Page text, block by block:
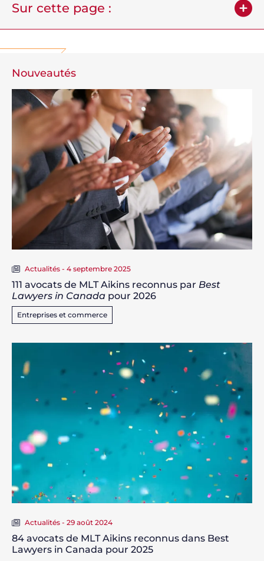
Sur cette page :
Nouveautés
Actualités - 4 septembre 2025
111 avocats de MLT Aikins reconnus par Best
Lawyers in Canada pour 2026
Entreprises et commerce
Actualités - 29 août 2024
84 avocats de MLT Aikins reconnus dans Best
Lawyers in Canada pour 2025